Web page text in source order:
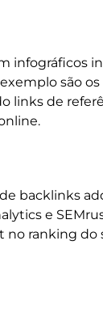
infográficos
são os
links de
backlinks
e
no ranking do